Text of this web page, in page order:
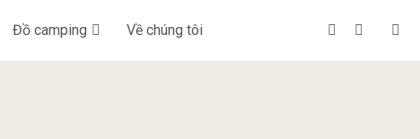
Đồ camping Về chúng tôi